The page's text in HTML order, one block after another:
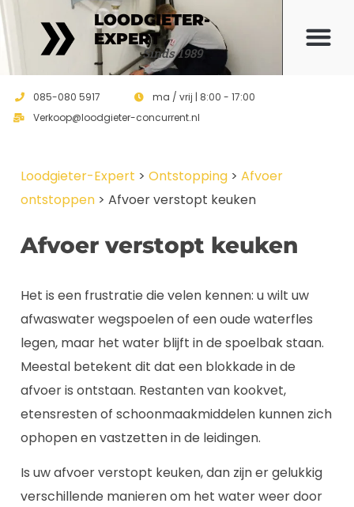
LOODGIETER-
EXPERT
Sinds 1989
085-080 5917
ma / vrij | 8:00 - 17:00
Verkoop@loodgieter-concurrent.nl
Loodgieter-Expert > Ontstopping > Afvoer
ontstoppen > Afvoer verstopt keuken
Afvoer verstopt keuken
Het is een frustratie die velen kennen: u wilt uw
afwaswater wegspoelen of een oude waterfles
legen, maar het water blijft in de spoelbak staan.
Meestal betekent dit dat een blokkade in de
afvoer is ontstaan. Restanten van kookvet,
etensresten of schoonmaakmiddelen kunnen zich
ophopen en vastzetten in de leidingen.
Is uw afvoer verstopt keuken, dan zijn er gelukkig
verschillende manieren om het water weer door